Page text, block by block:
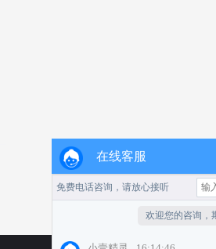
在线客服